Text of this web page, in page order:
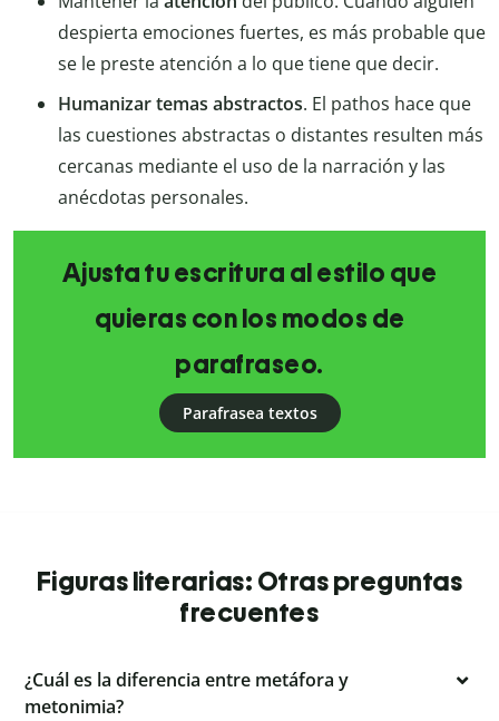
despierta emociones fuertes, es más probable que
se le preste atención a lo que tiene que decir.
Humanizar temas abstractos. El pathos hace que
las cuestiones abstractas o distantes resulten más
cercanas mediante el uso de la narración y las
anécdotas personales.
Ajusta tu escritura al estilo que
quieras con los modos de
parafraseo.
Parafrasea textos
Figuras literarias: Otras preguntas
frecuentes
¿Cuál es la diferencia entre metáfora y
metonimia?